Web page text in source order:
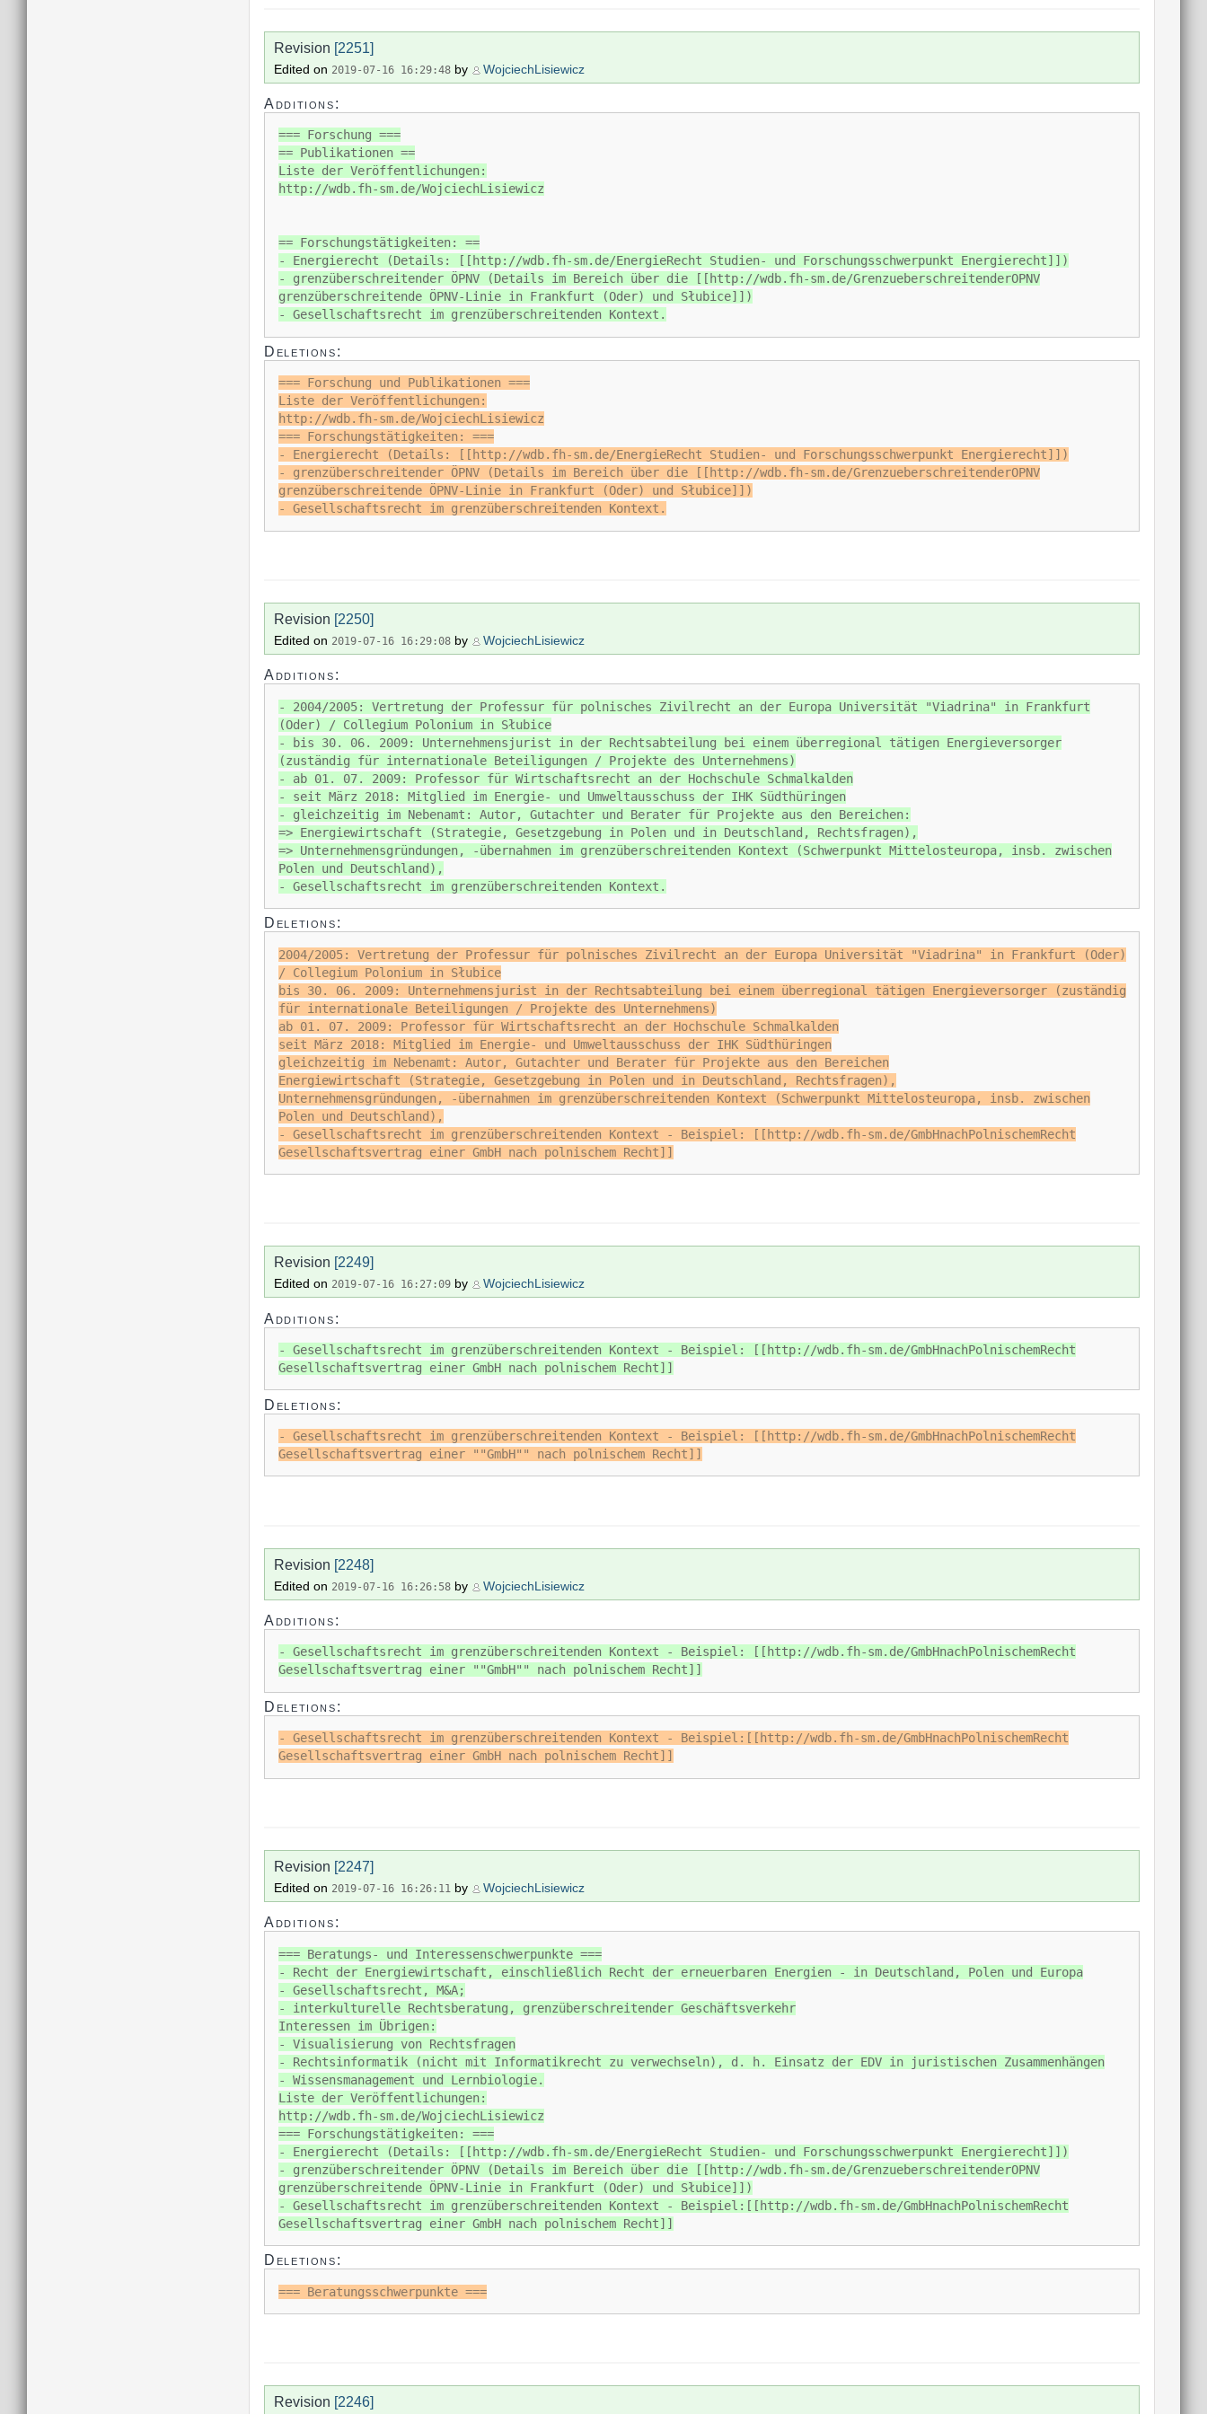
Revision [2251]
Edited on 2019-07-16 16:29:48 by WojciechLisiewicz
Additions:
=== Forschung ===
== Publikationen ==
Liste der Veröffentlichungen:
http://wdb.fh-sm.de/WojciechLisiewicz
== Forschungstätigkeiten: ==
- Energierecht (Details: [[http://wdb.fh-sm.de/EnergieRecht Studien- und Forschungsschwerpunkt Energierecht]])
- grenzüberschreitender ÖPNV (Details im Bereich über die [[http://wdb.fh-sm.de/GrenzueberschreitenderOPNV
grenzüberschreitende ÖPNV-Linie in Frankfurt (Oder) und Słubice]])
- Gesellschaftsrecht im grenzüberschreitenden Kontext.
Deletions:
=== Forschung und Publikationen ===
Liste der Veröffentlichungen:
http://wdb.fh-sm.de/WojciechLisiewicz
=== Forschungstätigkeiten: ===
- Energierecht (Details: [[http://wdb.fh-sm.de/EnergieRecht Studien- und Forschungsschwerpunkt Energierecht]])
- grenzüberschreitender ÖPNV (Details im Bereich über die [[http://wdb.fh-sm.de/GrenzueberschreitenderOPNV
grenzüberschreitende ÖPNV-Linie in Frankfurt (Oder) und Słubice]])
- Gesellschaftsrecht im grenzüberschreitenden Kontext.
Revision [2250]
Edited on 2019-07-16 16:29:08 by WojciechLisiewicz
Additions:
- 2004/2005: Vertretung der Professur für polnisches Zivilrecht an der Europa Universität "Viadrina" in Frankfurt
(Oder) / Collegium Polonium in Słubice
- bis 30. 06. 2009: Unternehmensjurist in der Rechtsabteilung bei einem überregional tätigen Energieversorger
(zuständig für internationale Beteiligungen / Projekte des Unternehmens)
- ab 01. 07. 2009: Professor für Wirtschaftsrecht an der Hochschule Schmalkalden
- seit März 2018: Mitglied im Energie- und Umweltausschuss der IHK Südthüringen
- gleichzeitig im Nebenamt: Autor, Gutachter und Berater für Projekte aus den Bereichen:
=> Energiewirtschaft (Strategie, Gesetzgebung in Polen und in Deutschland, Rechtsfragen),
=> Unternehmensgründungen, -übernahmen im grenzüberschreitenden Kontext (Schwerpunkt Mittelosteuropa, insb. zwischen
Polen und Deutschland),
- Gesellschaftsrecht im grenzüberschreitenden Kontext.
Deletions:
2004/2005: Vertretung der Professur für polnisches Zivilrecht an der Europa Universität "Viadrina" in Frankfurt (Oder)
/ Collegium Polonium in Słubice
bis 30. 06. 2009: Unternehmensjurist in der Rechtsabteilung bei einem überregional tätigen Energieversorger (zuständig
für internationale Beteiligungen / Projekte des Unternehmens)
ab 01. 07. 2009: Professor für Wirtschaftsrecht an der Hochschule Schmalkalden
seit März 2018: Mitglied im Energie- und Umweltausschuss der IHK Südthüringen
gleichzeitig im Nebenamt: Autor, Gutachter und Berater für Projekte aus den Bereichen
Energiewirtschaft (Strategie, Gesetzgebung in Polen und in Deutschland, Rechtsfragen),
Unternehmensgründungen, -übernahmen im grenzüberschreitenden Kontext (Schwerpunkt Mittelosteuropa, insb. zwischen
Polen und Deutschland),
- Gesellschaftsrecht im grenzüberschreitenden Kontext - Beispiel: [[http://wdb.fh-sm.de/GmbHnachPolnischemRecht
Gesellschaftsvertrag einer GmbH nach polnischem Recht]]
Revision [2249]
Edited on 2019-07-16 16:27:09 by WojciechLisiewicz
Additions:
- Gesellschaftsrecht im grenzüberschreitenden Kontext - Beispiel: [[http://wdb.fh-sm.de/GmbHnachPolnischemRecht
Gesellschaftsvertrag einer GmbH nach polnischem Recht]]
Deletions:
- Gesellschaftsrecht im grenzüberschreitenden Kontext - Beispiel: [[http://wdb.fh-sm.de/GmbHnachPolnischemRecht
Gesellschaftsvertrag einer ""GmbH"" nach polnischem Recht]]
Revision [2248]
Edited on 2019-07-16 16:26:58 by WojciechLisiewicz
Additions:
- Gesellschaftsrecht im grenzüberschreitenden Kontext - Beispiel: [[http://wdb.fh-sm.de/GmbHnachPolnischemRecht
Gesellschaftsvertrag einer ""GmbH"" nach polnischem Recht]]
Deletions:
- Gesellschaftsrecht im grenzüberschreitenden Kontext - Beispiel:[[http://wdb.fh-sm.de/GmbHnachPolnischemRecht
Gesellschaftsvertrag einer GmbH nach polnischem Recht]]
Revision [2247]
Edited on 2019-07-16 16:26:11 by WojciechLisiewicz
Additions:
=== Beratungs- und Interessenschwerpunkte ===
- Recht der Energiewirtschaft, einschließlich Recht der erneuerbaren Energien - in Deutschland, Polen und Europa
- Gesellschaftsrecht, M&A;
- interkulturelle Rechtsberatung, grenzüberschreitender Geschäftsverkehr
Interessen im Übrigen:
- Visualisierung von Rechtsfragen
- Rechtsinformatik (nicht mit Informatikrecht zu verwechseln), d. h. Einsatz der EDV in juristischen Zusammenhängen
- Wissensmanagement und Lernbiologie.
Liste der Veröffentlichungen:
http://wdb.fh-sm.de/WojciechLisiewicz
=== Forschungstätigkeiten: ===
- Energierecht (Details: [[http://wdb.fh-sm.de/EnergieRecht Studien- und Forschungsschwerpunkt Energierecht]])
- grenzüberschreitender ÖPNV (Details im Bereich über die [[http://wdb.fh-sm.de/GrenzueberschreitenderOPNV
grenzüberschreitende ÖPNV-Linie in Frankfurt (Oder) und Słubice]])
- Gesellschaftsrecht im grenzüberschreitenden Kontext - Beispiel:[[http://wdb.fh-sm.de/GmbHnachPolnischemRecht
Gesellschaftsvertrag einer GmbH nach polnischem Recht]]
Deletions:
=== Beratungsschwerpunkte ===
Revision [2246]